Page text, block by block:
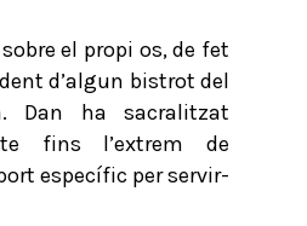
el propi os, de fet
d’algun bistrot del
Dan ha sacralitzat
fins l’extrem de
específic per servir-